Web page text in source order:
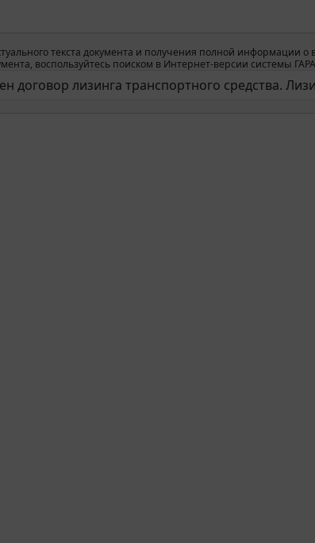
текста документа и получения полной информации о
воспользуйтесь поиском в Интернет-версии системы